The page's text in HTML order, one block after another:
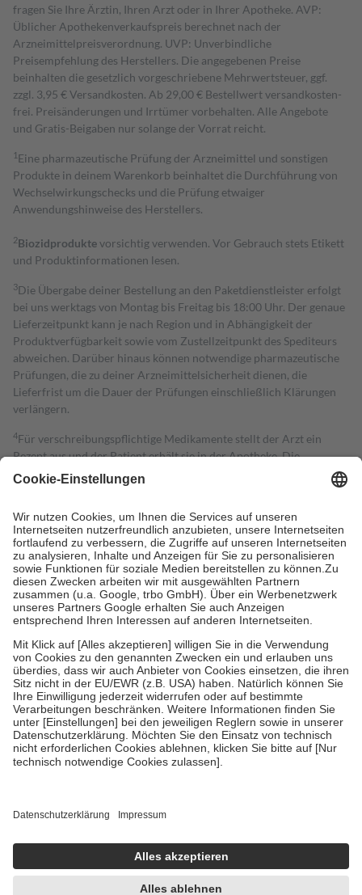
fragen Sie Ihre Ärztin, Ihren Arzt oder in Ihrer Apotheke. AVP:
Üblicher Apothekenverkaufspreis berechnet nach der
Arzneimittelpreisverordnung. UVP: Unverbindliche
Preisempfehlung des Herstellers. Die angegebenen Preise
beinhalten die gesetzlich vorgeschriebene Mehrwertsteuer, ggf.
zzgl. 3,95 € Versandkosten. Ab 29,00 € Bestell­wert versand­kosten­
frei. Preisänderungen und Irrtümer vorbehalten. Alle Angebote
und Gratis-Beigaben nur solange der Vorrat reicht.
1 Eine pharmazeutische Prüfung der Arzneimittel und sonstigen
Produkte in deinem Warenkorb beinhaltet die Durchführung von
Wechselwirkungschecks und die Prüfung etwaiger
Anwendungshinweise des Herstellers.
2Biozidproduktevorsichtig verwenden. Vor Gebrauch stets Etikett
und Produktinformationen lesen.
3Die Übergabe deiner Bestellung an den Paketdienstleister erfolgt
bei uns werktags von Montag bis Freitag bis 18:00 Uhr. Der genaue
Lieferzeitpunkt kann je nach Region und in Abhängigkeit der
Produktverfügbarkeit sowie vom Zustellzeitpunkt des Spediteurs
abweichen. Darüber hinaus können notwendige pharmazeutische
Prüfungen, die zu deiner Arzneimittelsicherheit dienen, die
Lieferfrist um die Dauer der Prüfungen einschließlich Klärungen
verlängern.
4Für verschreibungspflichtige Medikamente stellt der Arzt ein
Rezept aus und der Patient erhält sie in der Apotheke. Die
gesetzliche Krankenversicherung übernimmt in der Regel die
Kosten dafür, der Versicherte trägt einen Teil davon als Zuzahlung
Grundsätzlich leisten Mitglieder Zuzahlungen in Höhe von zehn
Prozent des Abgabepreises,mindestens jedochfünf Euround
höchstens zehn Euro.Es sind jedoch nie mehr als die tatsächlichen
Kosten der Leistung zu entrichten.
Diese Regeln gelten grundsätzlich auch für Online-Apotheken.
Bei Heilmitteln und häuslicher Krankenpflege beträgt die
Zuzahlung zehn Prozent der Kosten sowie zehn Euro je
Verordnung.
Um das Engagement der Versicherten für ihre eigene Gesundheit zu
stärken und die besondere Stellung der Familie zu unterstützen,
fallenkeine Zuzahlungenan bei:
• Kindern und Jugendlichen bis zum vollendeten 18. Lebensjahr
mit Ausnahme der Fahrkosten
• Untersuchungen zur Vorsorge und Früherkennung, die von der
GKV getragen werden
Einholung von Bewertungen. Trusted Shops hat Maßnahmen
getroffen, um sicherzustellen, dass es sich um echte Bewertungen
handelt. Mehr Informationen findest du hier: